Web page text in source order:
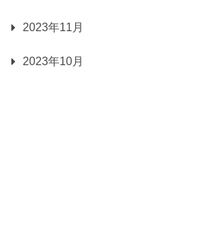
2023年11月
2023年10月